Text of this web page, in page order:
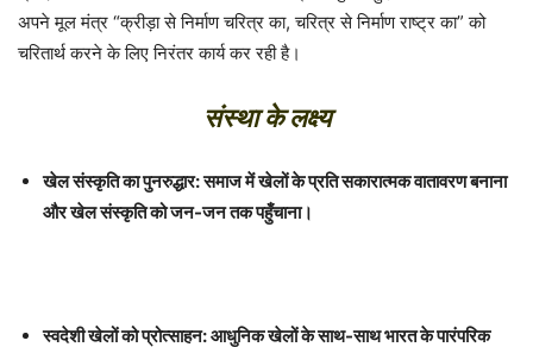
अपने मूल मंत्र “क्रीड़ा से निर्माण चरित्र का, चरित्र से निर्माण राष्ट्र का” को
चरितार्थ करने के लिए निरंतर कार्य कर रही है।
संस्था के लक्ष्य
खेल संस्कृति का पुनरुद्धार: समाज में खेलों के प्रति सकारात्मक वातावरण बनाना
और खेल संस्कृति को जन-जन तक पहुँचाना।
स्वदेशी खेलों को प्रोत्साहन: आधुनिक खेलों के साथ-साथ भारत के पारंपरिक